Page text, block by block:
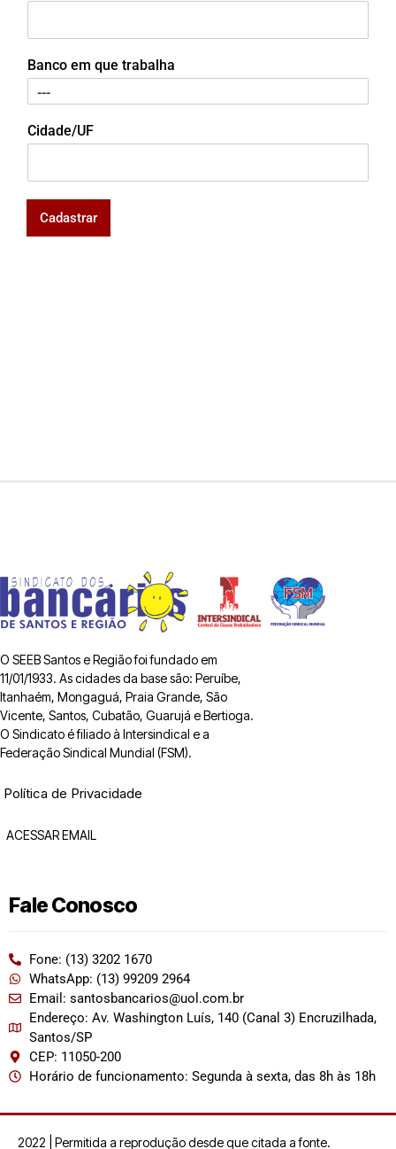
Banco em que trabalha
Cidade/UF
Cadastrar
O SEEB Santos e Região foi fundado em
11/01/1933. As cidades da base são: Peruíbe,
Itanhaém, Mongaguá, Praia Grande, São
Vicente, Santos, Cubatão, Guarujá e Bertioga.
O Sindicato é filiado à Intersindical e a
Federação Sindical Mundial (FSM).
Política de Privacidade
ACESSAR EMAIL
Fale Conosco
Fone: (13) 3202 1670
WhatsApp: (13) 99209 2964
Email: santosbancarios@uol.com.br
Endereço: Av. Washington Luís, 140 (Canal 3) Encruzilhada,
Santos/SP
CEP: 11050-200
Horário de funcionamento: Segunda à sexta, das 8h às 18h
2022 | Permitida a reprodução desde que citada a fonte.